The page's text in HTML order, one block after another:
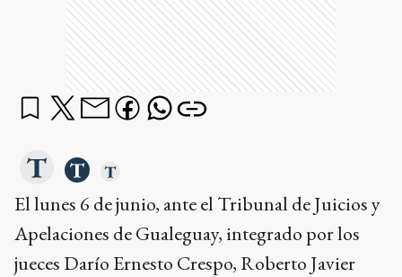
El lunes 6 de junio, ante el Tribunal de Juicios y
Apelaciones de Gualeguay, integrado por los
jueces Darío Ernesto Crespo, Roberto Javier